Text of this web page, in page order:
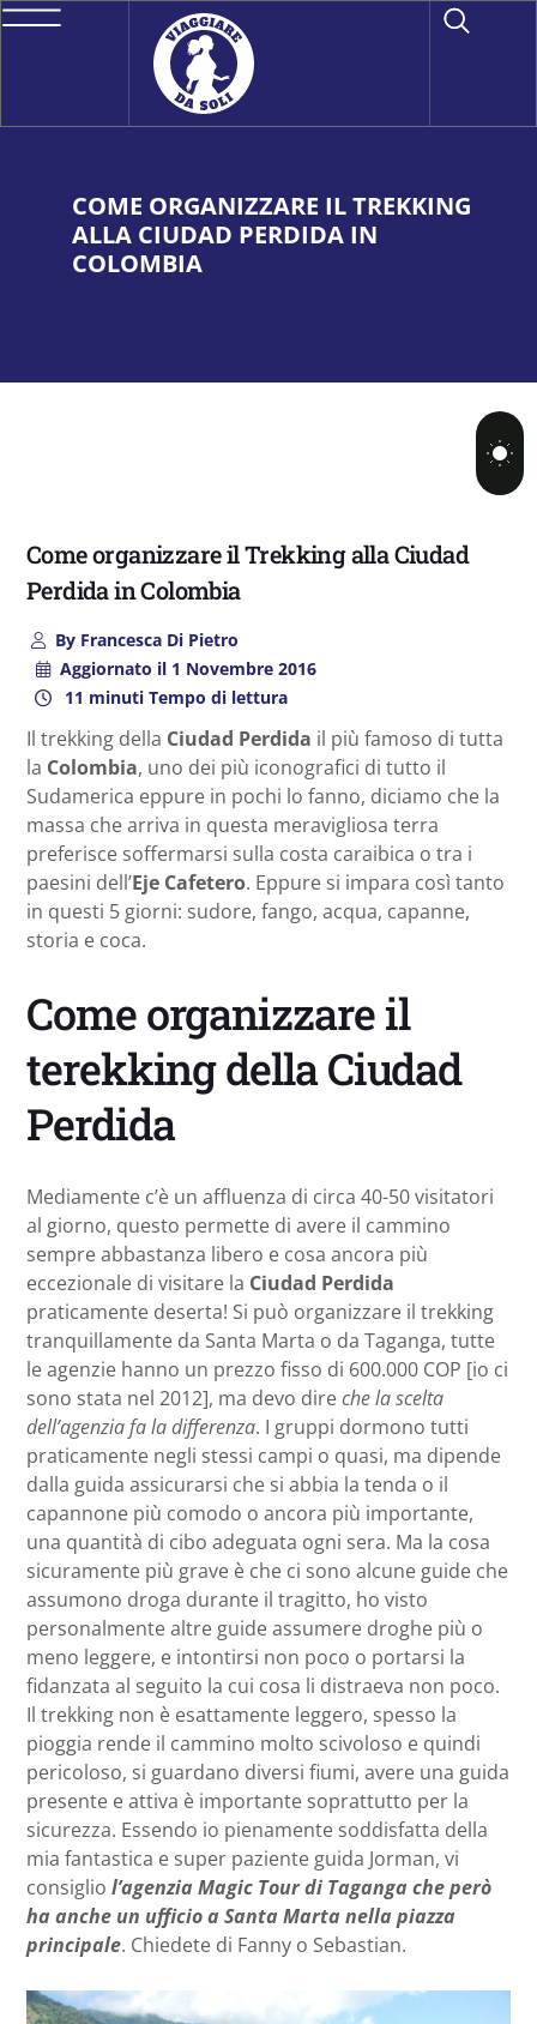
COME ORGANIZZARE IL TREKKING
ALLA CIUDAD PERDIDA IN
COLOMBIA
Come organizzare il Trekking alla Ciudad
Perdida in Colombia
ByFrancesca Di Pietro
Aggiornato il1 Novembre 2016
11 minuti Tempo di lettura
Il trekking della Ciudad Perdida il più famoso di tutta
la Colombia, uno dei più iconografici di tutto il
Sudamerica eppure in pochi lo fanno, diciamo che la
massa che arriva in questa meravigliosa terra
preferisce soffermarsi sulla costa caraibica o tra i
paesini dell’Eje Cafetero. Eppure si impara così tanto
in questi 5 giorni: sudore, fango, acqua, capanne,
storia e coca.
Come organizzare il
terekking della Ciudad
Perdida
Mediamente c’è un affluenza di circa 40-50 visitatori
al giorno, questo permette di avere il cammino
sempre abbastanza libero e cosa ancora più
eccezionale di visitare la Ciudad Perdida
praticamente deserta! Si può organizzare il trekking
tranquillamente da Santa Marta o da Taganga, tutte
le agenzie hanno un prezzo fisso di 600.000 COP [io ci
sono stata nel 2012], ma devo direche la scelta
dell’agenzia fa la differenza. I gruppi dormono tutti
praticamente negli stessi campi o quasi, ma dipende
dalla guida assicurarsi che si abbia la tenda o il
capannone più comodo o ancora più importante,
una quantità di cibo adeguata ogni sera. Ma la cosa
sicuramente più grave è che ci sono alcune guide che
assumono droga durante il tragitto, ho visto
personalmente altre guide assumere droghe più o
meno leggere, e intontirsi non poco o portarsi la
fidanzata al seguito la cui cosa li distraeva non poco.
Il trekking non è esattamente leggero, spesso la
pioggia rende il cammino molto scivoloso e quindi
pericoloso, si guardano diversi fiumi, avere una guida
presente e attiva è importante soprattutto per la
sicurezza. Essendo io pienamente soddisfatta della
mia fantastica e super paziente guida Jorman, vi
consiglio l’agenzia Magic Tour di Taganga che però
ha anche un ufficio a Santa Marta nella piazza
principale. Chiedete di Fanny o Sebastian.